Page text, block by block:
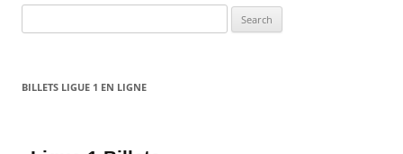
for:
BILLETS LIGUE 1 EN LIGNE